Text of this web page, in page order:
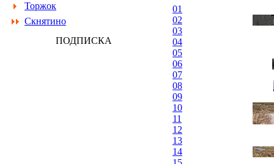
Торжок
Скнятино
ПОДПИСКА
01
02
03
04
05
06
07
08
09
10
11
12
13
14